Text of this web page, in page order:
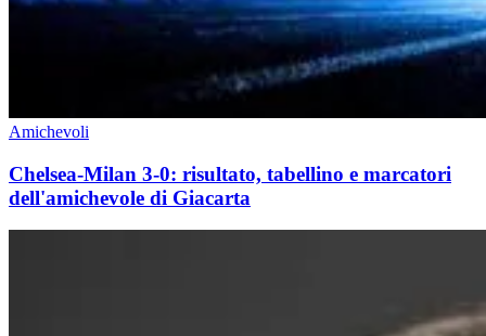
Amichevoli
Chelsea-Milan 3-0: risultato, tabellino e marcatori
dell'amichevole di Giacarta